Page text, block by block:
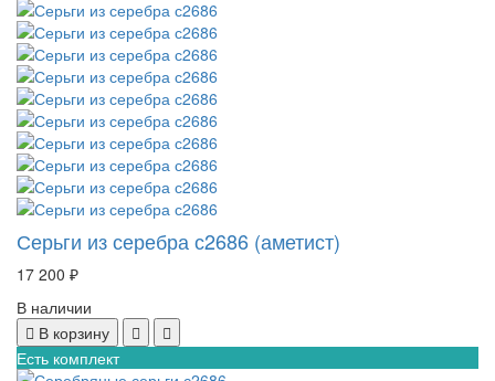
Серьги из серебра с2686 (аметист)
17 200 ₽
В наличии
В корзину
Есть комплект